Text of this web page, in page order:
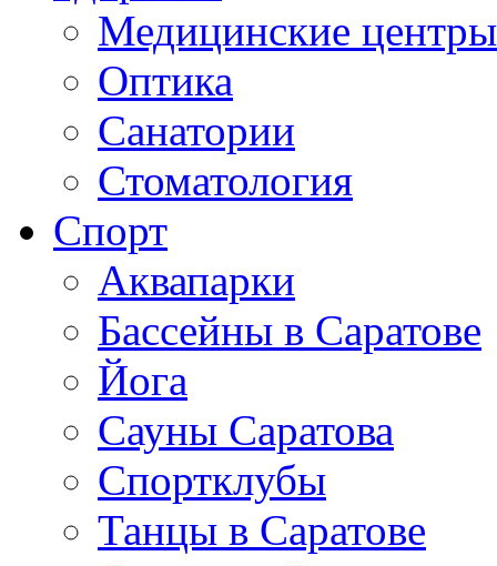
Медицинские центры
Оптика
Санатории
Стоматология
Спорт
Аквапарки
Бассейны в Саратове
Йога
Сауны Саратова
Спортклубы
Танцы в Саратове